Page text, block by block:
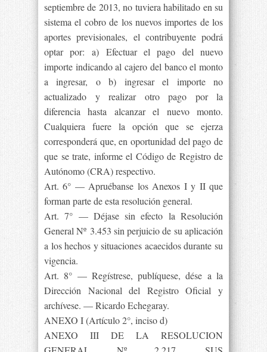
septiembre de 2013, no tuviera habilitado en su
sistema el cobro de los nuevos importes de los
aportes previsionales, el contribuyente podrá
optar por: a) Efectuar el pago del nuevo
importe indicando al cajero del banco el monto
a ingresar, o b) ingresar el importe no
actualizado y realizar otro pago por la
diferencia hasta alcanzar el nuevo monto.
Cualquiera fuere la opción que se ejerza
corresponderá que, en oportunidad del pago de
que se trate, informe el Código de Registro de
Autónomo (CRA) respectivo.
Art. 6° — Apruébanse los Anexos I y II que
forman parte de esta resolución general.
Art. 7° — Déjase sin efecto la Resolución
General Nº 3.453 sin perjuicio de su aplicación
a los hechos y situaciones acaecidos durante su
vigencia.
Art. 8° — Regístrese, publíquese, dése a la
Dirección Nacional del Registro Oficial y
archívese. — Ricardo Echegaray.
ANEXO I (Artículo 2°, inciso d)
ANEXO III DE LA RESOLUCION